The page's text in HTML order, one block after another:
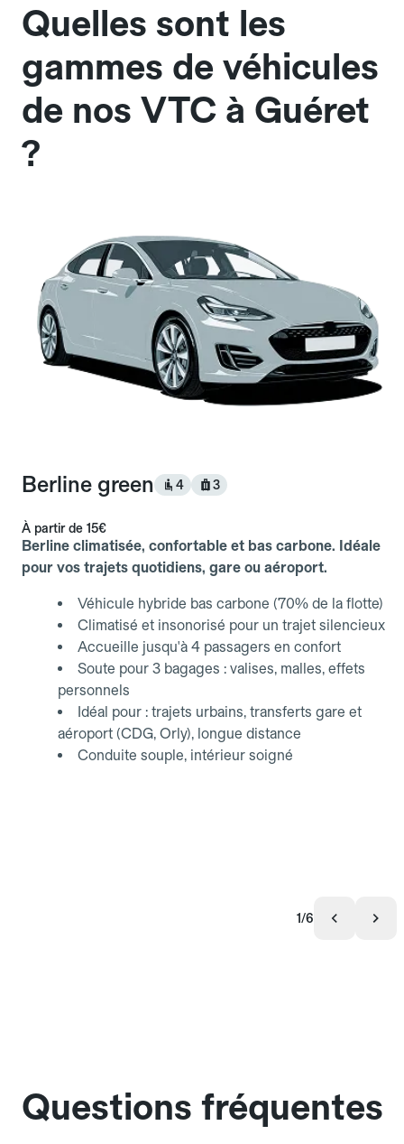
Quelles sont les
gammes de véhicules
de nos VTC à Guéret
?
Berline green 4 3
À partir de 15€
Berline climatisée, confortable et bas carbone. Idéale
pour vos trajets quotidiens, gare ou aéroport.
Véhicule hybride bas carbone (70% de la flotte)
Climatisé et insonorisé pour un trajet silencieux
Accueille jusqu'à 4 passagers en confort
Soute pour 3 bagages : valises, malles, effets
personnels
Idéal pour : trajets urbains, transferts gare et
aéroport (CDG, Orly), longue distance
Conduite souple, intérieur soigné
1/6
Questions fréquentes